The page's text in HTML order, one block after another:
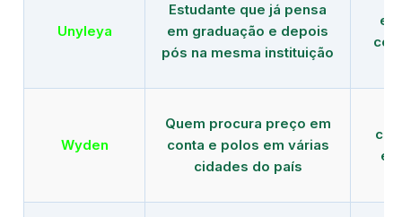
Unyleya
Estudante que já pensa
em graduação e depois
pós na mesma instituição
Wyden
Quem procura preço em
conta e polos em várias
cidades do país